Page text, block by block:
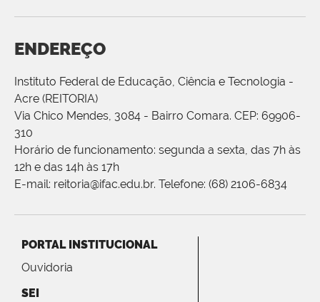
ENDEREÇO
Instituto Federal de Educação, Ciência e Tecnologia -
Acre (REITORIA)
Via Chico Mendes, 3084 - Bairro Comara. CEP: 69906-
310
Horário de funcionamento: segunda a sexta, das 7h às
12h e das 14h às 17h
E-mail: reitoria@ifac.edu.br. Telefone: (68) 2106-6834
PORTAL INSTITUCIONAL
Ouvidoria
SEI